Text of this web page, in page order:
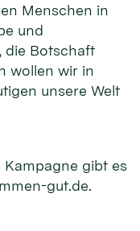
Menschen in
und
die Botschaft
wollen wir in
unsere Welt
gibt es
gut.de.